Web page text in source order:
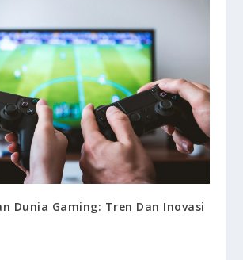
Dunia Gaming: Tren Dan Inovasi